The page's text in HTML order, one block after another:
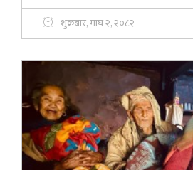
शुक्रबार, माघ २, २०८२